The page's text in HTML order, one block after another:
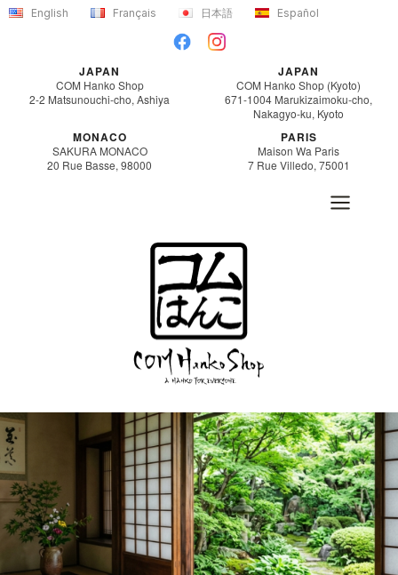
SaltarEnglish Français 日本語 Español
JAPAN
COM Hanko Shop
2-2 Matsunouchi-cho, Ashiya
JAPAN
COM Hanko Shop (Kyoto)
671-1004 Marukizaimoku-cho,
Nakagyo-ku, Kyoto
MONACO
SAKURA MONACO
20 Rue Basse, 98000
PARIS
Maison Wa Paris
7 Rue Villedo, 75001